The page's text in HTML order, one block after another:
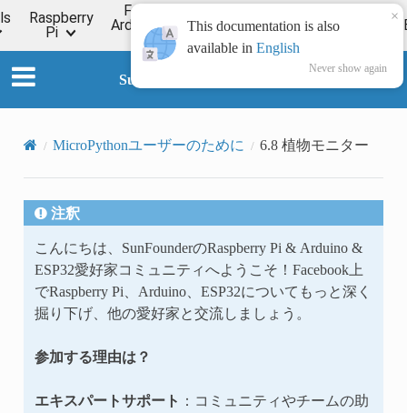
Raspberry
Pi
For
Arduino
ESP32
Online
Tutorial
Forum
SunFounder ESP32 Starter Kit
MicroPythonユーザーのために 6.8 植物モニター
注釈
こんにちは、SunFounderのRaspberry Pi & Arduino &
ESP32愛好家コミュニティへようこそ！Facebook上
でRaspberry Pi、Arduino、ESP32についてもっと深く
掘り下げ、他の愛好家と交流しましょう。
参加する理由は？
エキスパートサポート
：コミュニティやチームの助
This documentation is also
available in English
Never show again
×